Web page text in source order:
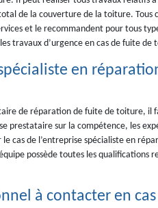
de la couverture de la toiture. Tous
et le recommandent pour tous
travaux d’urgence en cas de fuite de
spécialiste en
de réparation de fuite de toiture, il
prestataire sur la compétence, les
cas de l’entreprise spécialiste en
possède toutes les qualifications
à contacter en